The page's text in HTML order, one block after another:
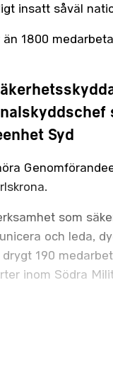
insatt såväl
än 1800
Syd
som
och leda,
190
inom Södra